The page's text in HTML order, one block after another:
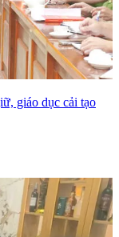
giáo dục cải tạo